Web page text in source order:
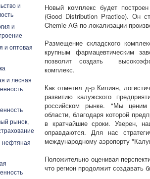
и
и
и оптовая
и лесная
рынок,
нефтяная
Новый комплекс будет
(Good Distribution Practice). Он
Chemie AG по локализации
Размещение складского
крупным фармацевтическим
позволит создать
комплекс.
Как отметил д-р Килиан,
развитию калужского
российском рынке. "Мы ценим
области, благодаря которой
в кратчайшие сроки. Уверен,
оправдаются. Для нас
международному аэропорту
Положительно оценивая
что регион продолжит создавать